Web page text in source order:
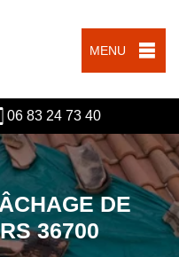
MENU
06 83 24 73 40
DE
36700